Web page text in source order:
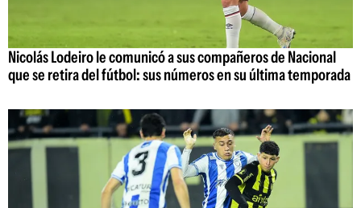
Nicolás Lodeiro le comunicó a sus compañeros de Nacional
que se retira del fútbol: sus números en su última temporada